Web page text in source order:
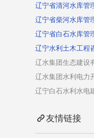
辽宁省清河水库管
辽宁省柴河水库管
辽宁省白石水库管
辽宁水利土木工程
辽水集团生态建设
辽水集团水利电力
辽宁白石水利水电
友情链接